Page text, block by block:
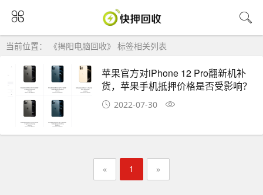
当前位置： 《揭阳电脑回收》 标签相关列表
苹果官方对iPhone 12 Pro翻新机补
货，苹果手机抵押价格是否受影响？
2022-07-30
« 1 »